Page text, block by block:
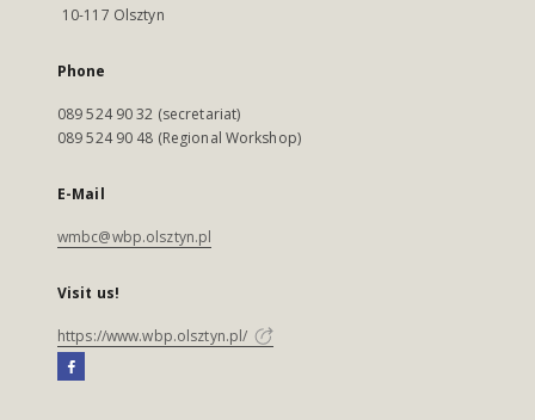
10-117 Olsztyn
Phone
089 524 90 32 (secretariat)
089 524 90 48 (Regional Workshop)
E-Mail
wmbc@wbp.olsztyn.pl
Visit us!
https://www.wbp.olsztyn.pl/